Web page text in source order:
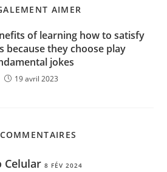
AIMER
of learning how to satisfy
because they choose play
jokes
19 avril 2023
Celular 8 FÉV 2024